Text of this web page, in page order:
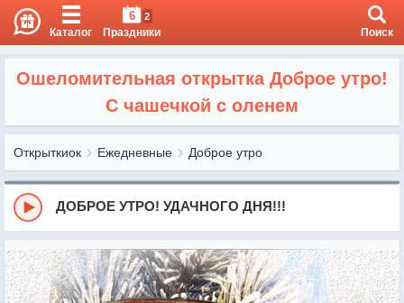
Каталог
6 2
Праздники Поиск
Ошеломительная открытка Доброе утро!
С чашечкой с оленем
Открыткиок Ежедневные Доброе утро
ДОБРОЕ УТРО! УДАЧНОГО ДНЯ!!!